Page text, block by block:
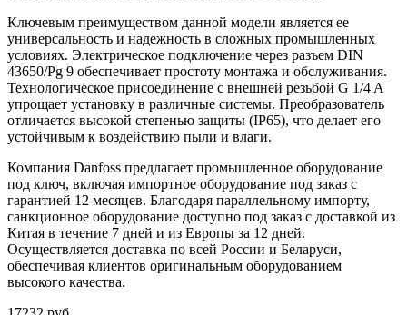
Ключевым преимуществом данной модели является ее
универсальность и надежность в сложных промышленных
условиях. Электрическое подключение через разъем DIN
43650/Pg 9 обеспечивает простоту монтажа и обслуживания.
Технологическое присоединение с внешней резьбой G 1/4 A
упрощает установку в различные системы. Преобразователь
отличается высокой степенью защиты (IP65), что делает его
устойчивым к воздействию пыли и влаги.
Компания Danfoss предлагает промышленное оборудование
под ключ, включая импортное оборудование под заказ с
гарантией 12 месяцев. Благодаря параллельному импорту,
санкционное оборудование доступно под заказ с доставкой из
Китая в течение 7 дней и из Европы за 12 дней.
Осуществляется доставка по всей России и Беларуси,
обеспечивая клиентов оригинальным оборудованием
высокого качества.